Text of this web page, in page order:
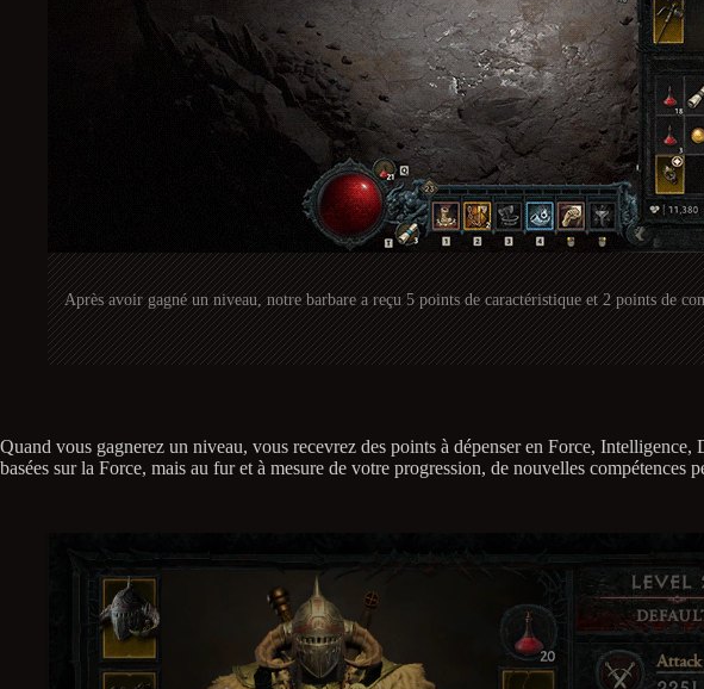
Après avoir gagné un niveau, notre barbare a reçu 5 points de caractéristique et 2 points de
Quand vous gagnerez un niveau, vous recevrez des points à dépenser en Force,
basées sur la Force, mais au fur et à mesure de votre progression, de nouvelles